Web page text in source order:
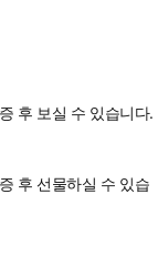
후 보실 수 있습니다.
후 선물하실 수 있습